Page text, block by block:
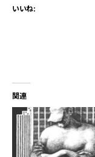
いいね:
関連